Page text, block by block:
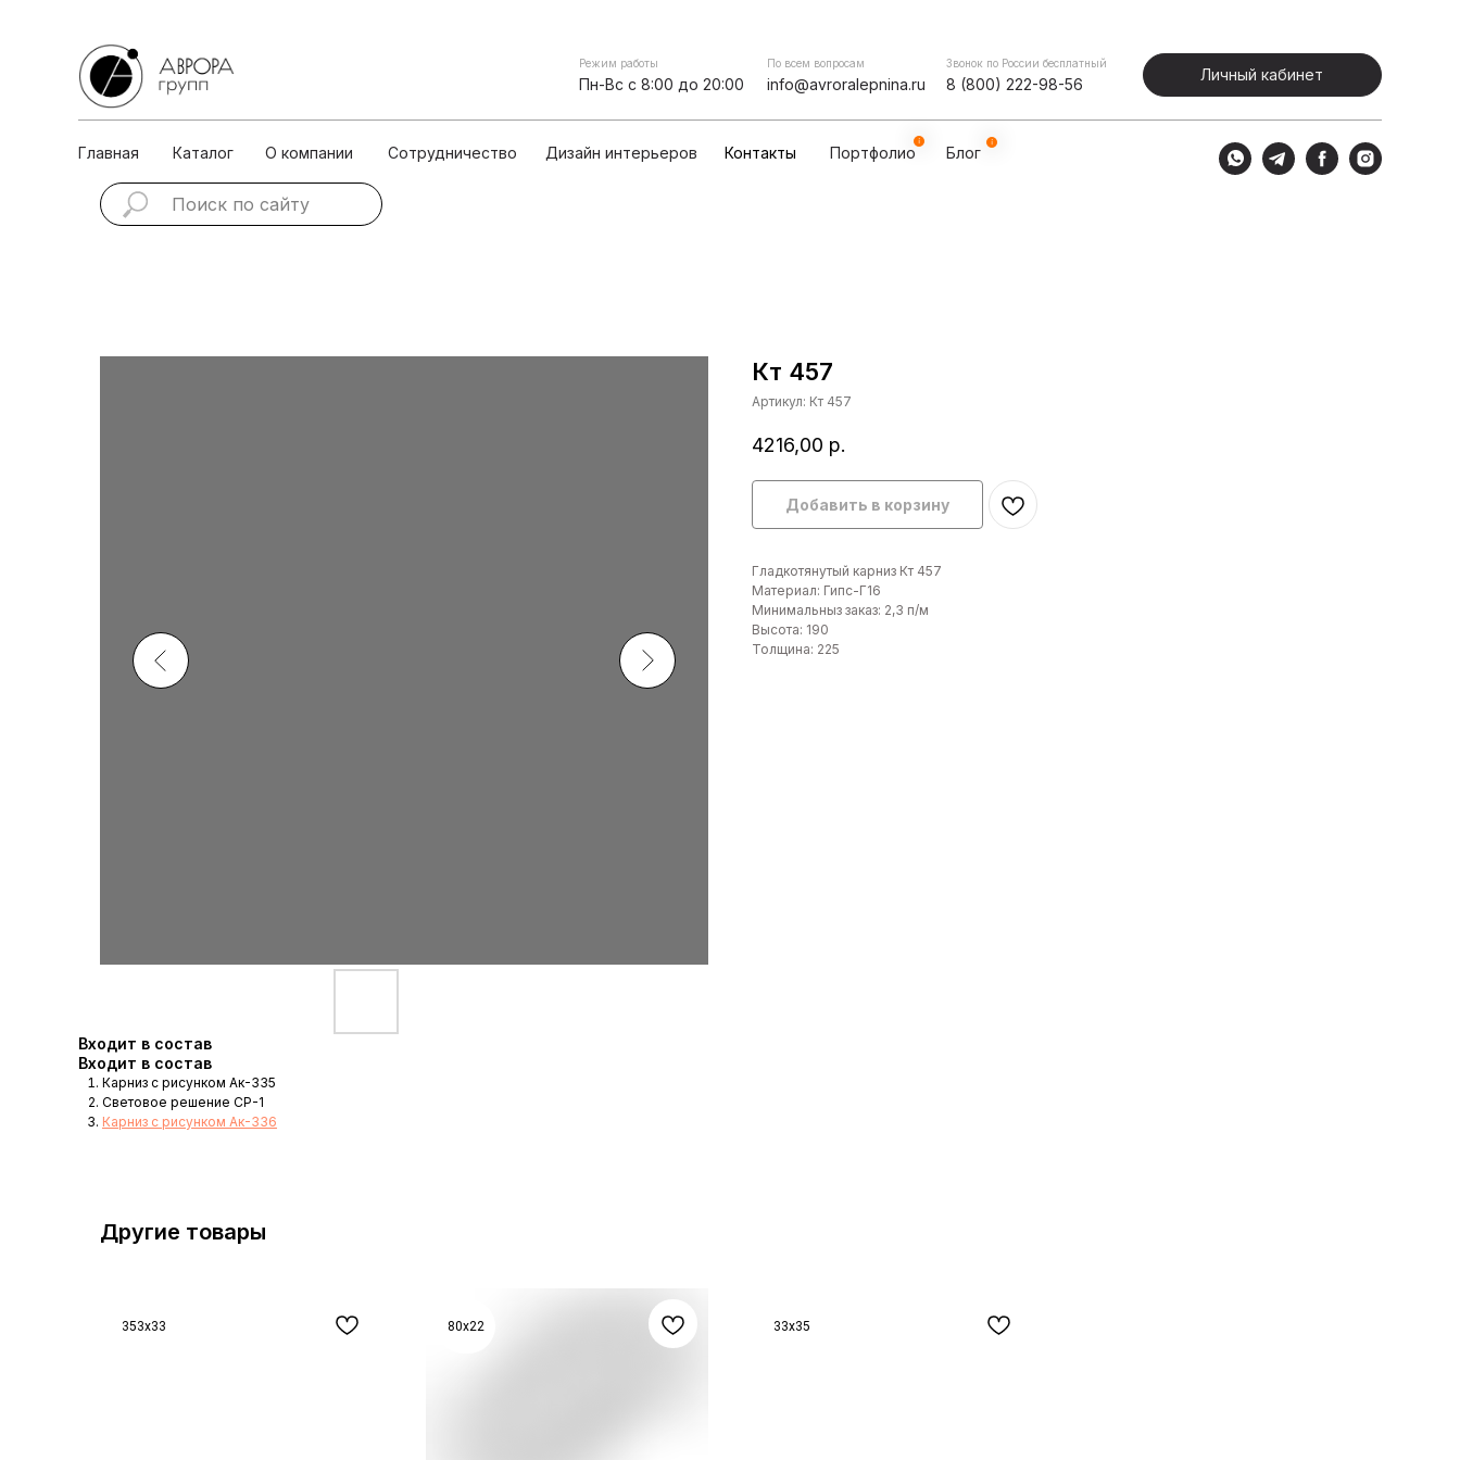
Режим работы
Пн-Вс с 8:00 до 20:00
По всем вопросам
info@avroralepnina.ru
Главная
Звонок по России бесплатный
8 (800) 222-98-56
Каталог О компании Сотрудничество Дизайн интерьеров Портфолио Блог
Личный кабинет
Контакты
Личный кабинет
Кт 457
Артикул: Кт 457
4216,00 р.
Добавить в корзину
Гладкотянутый карниз Кт 457
Материал: Гипс-Г16
Минимальныз заказ: 2,3 п/м
Высота: 190
Толщина: 225
Входит в состав
Входит в состав
Карниз с рисунком Ак-335
Световое решение СР-1
Карниз с рисунком Ак-336
Другие товары
353x33 80x22 33x35